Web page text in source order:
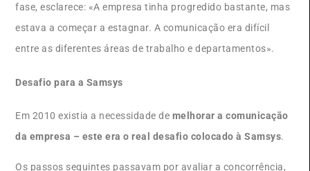
fase, esclarece: «A empresa tinha progredido bastante, mas
estava a começar a estagnar. A comunicação era difícil
entre as diferentes áreas de trabalho e departamentos».
Desafio para a Samsys
Em 2010 existia a necessidade de melhorar a comunicação
da empresa – este era o real desafio colocado à Samsys.
Os passos seguintes passavam por avaliar a concorrência,